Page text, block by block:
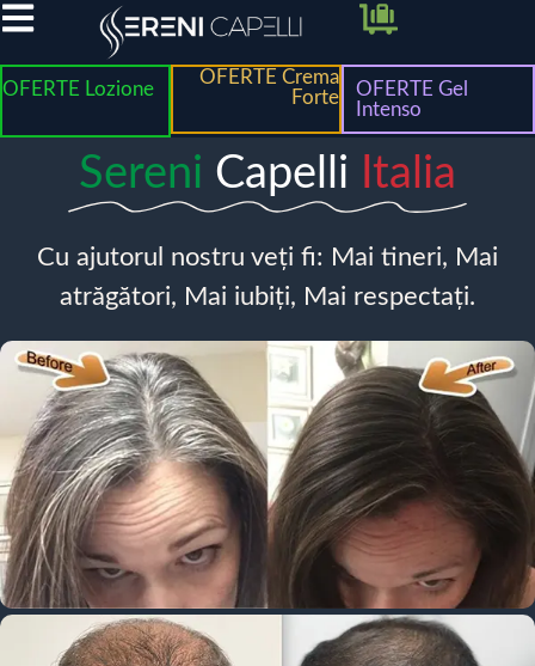
OFERTE Lozione
OFERTE Crema
Forte
OFERTE Gel
Intenso
Sereni Capelli Italia
Cu ajutorul nostru veți fi: Mai tineri, Mai
atrăgători, Mai iubiți, Mai respectați.